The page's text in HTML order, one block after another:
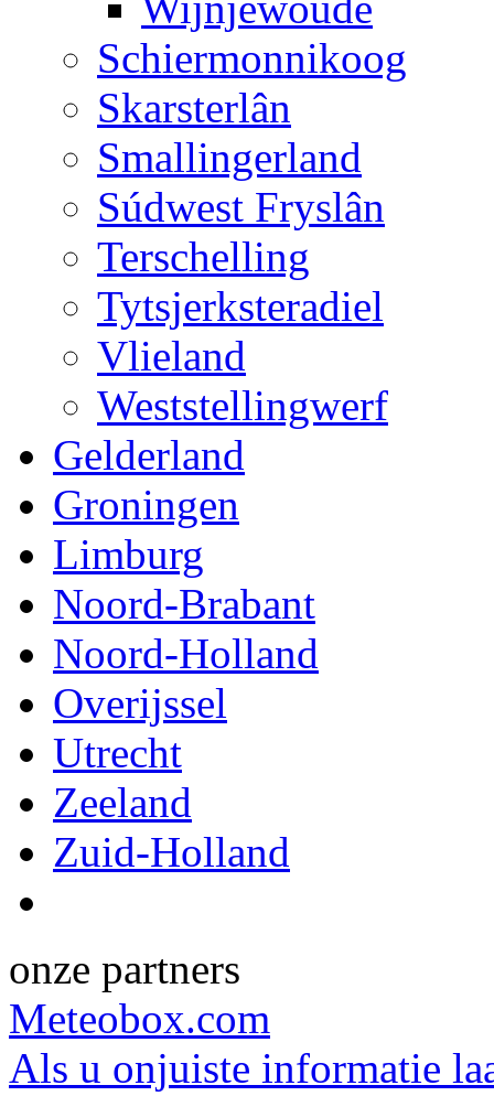
Schiermonnikoog
Skarsterlân
Smallingerland
Súdwest Fryslân
Terschelling
Tytsjerksteradiel
Vlieland
Weststellingwerf
Gelderland
Groningen
Limburg
Noord-Brabant
Noord-Holland
Overijssel
Utrecht
Zeeland
Zuid-Holland
onze partners
Meteobox.com
Als u onjuiste informatie